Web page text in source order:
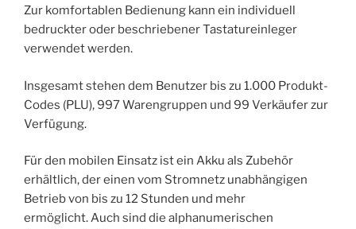
Zur komfortablen Bedienung kann ein individuell
bedruckter oder beschriebener Tastatureinleger
verwendet werden.
Insgesamt stehen dem Benutzer bis zu 1.000 Produkt-
Codes (PLU), 997 Warengruppen und 99 Verkäufer zur
Verfügung.
Für den mobilen Einsatz ist ein Akku als Zubehör
erhältlich, der einen vom Stromnetz unabhängigen
Betrieb von bis zu 12 Stunden und mehr
ermöglicht. Auch sind die alphanumerischen